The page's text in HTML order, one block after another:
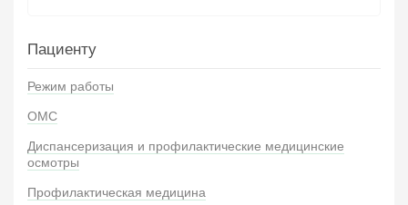
Пациенту
Режим работы
ОМС
Диспансеризация и профилактические медицинские
осмотры
Профилактическая медицина